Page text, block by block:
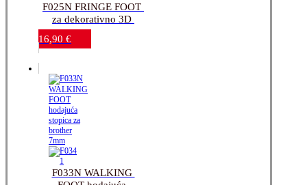
F025N FRINGE FOOT
za dekorativno 3D
ukrašanje-brother 7mm
16,90 €
F033N WALKING